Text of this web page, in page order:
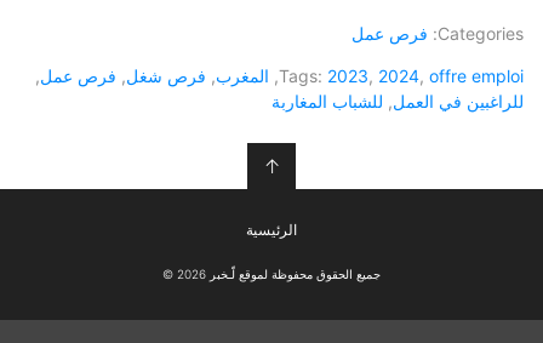
Categories: فرص عمل
Tags: 2023, 2024, offre emploi
, المغرب, فرص شغل, فرص عمل,
للراغبين في العمل, للشباب المغاربة
↑
الرئيسية
جميع الحقوق محفوظة لموقع لّـخبر 2026 ©